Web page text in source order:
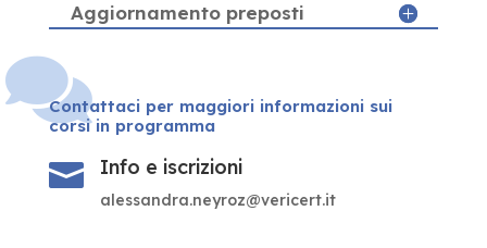
Aggiornamento preposti
Contattaci per maggiori informazioni sui
corsi in programma
 Info e iscrizioni
alessandra.neyroz@vericert.it